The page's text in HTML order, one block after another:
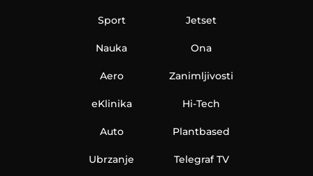
Sport
Nauka
Aero
Jetset
Ona
Zanimljivosti
eKlinika Hi-Tech
Auto Plantbased
Ubrzanje Telegraf TV